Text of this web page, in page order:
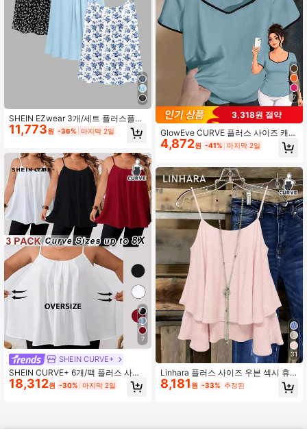
SHEIN EZwear 3개/세트 플러스플러
스 사이즈 꽃 프린트 캐주얼 캐미솔
탑, 블랙/화이트 & 블루/화이트
11,773원 -36% 마지막 2일
7
SHEIN CURVE+
SHEIN CURVE+ 6개/팩 플러스 사이
즈 여성 루즈핏 캐미솔 탑, 블랙, 화이
트, 레드, 일상복 및 휴가용 캐주얼하
18,312원 -30% 마지막 2일
7
3,318원 절약
GlowEve CURVE 플러스 사이즈 캐주
얼 엘라스틱 반팔 대비 컬러 티셔츠,
봄/여름 출퇴근 및 일상복에 적합
4,872원 -41% 마지막 2일
31
Linhara 플러스 사이즈 우븐 섹시 휴
가 캐주얼 여름 홀터 탑 및 조끼
8,181 원 -33% 추정된